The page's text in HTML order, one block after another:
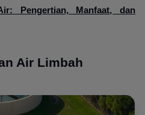
Pengertian, Manfaat, dan
Air Limbah